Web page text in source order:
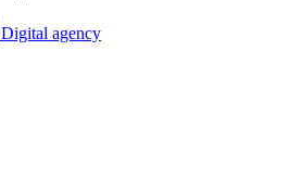
Digital agency